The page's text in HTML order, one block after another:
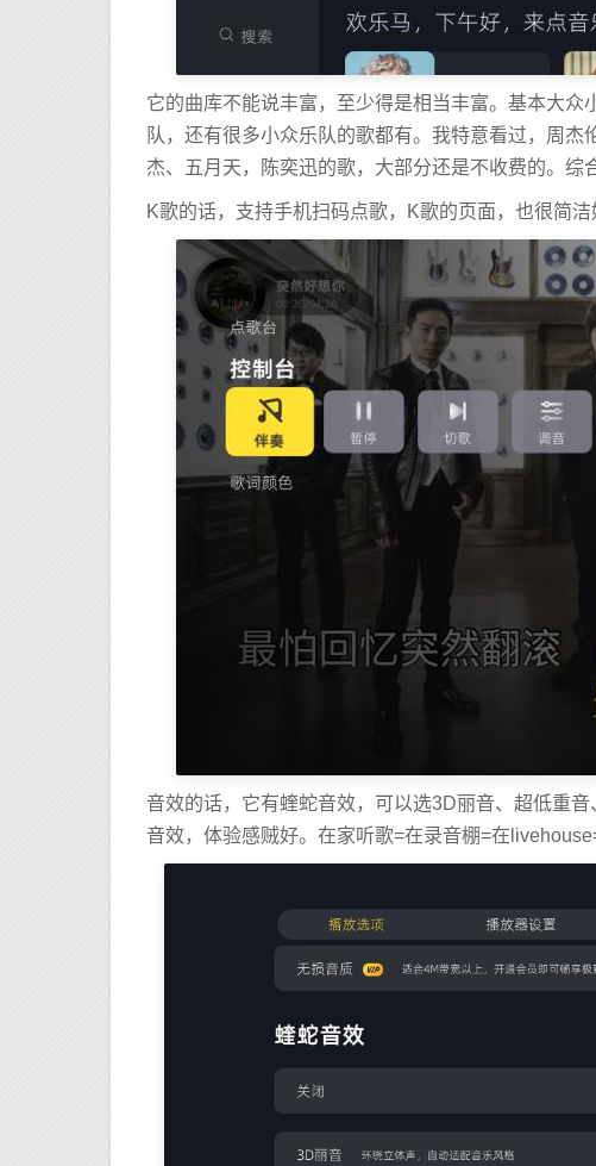
它的曲库不能说丰富，至少得是相当丰富。基本大
队，还有很多小众乐队的歌都有。我特意看过，周
杰、五月天，陈奕迅的歌，大部分还是不收费的。综
K歌的话，支持手机扫码点歌，K歌的页面，也很简
音效的话，它有蝰蛇音效，可以选3D丽音、超低重
音效，体验感贼好。在家听歌=在录音棚=在